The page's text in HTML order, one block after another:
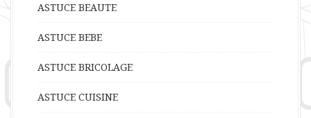
ASTUCE BEAUTE
ASTUCE BEBE
ASTUCE BRICOLAGE
ASTUCE CUISINE